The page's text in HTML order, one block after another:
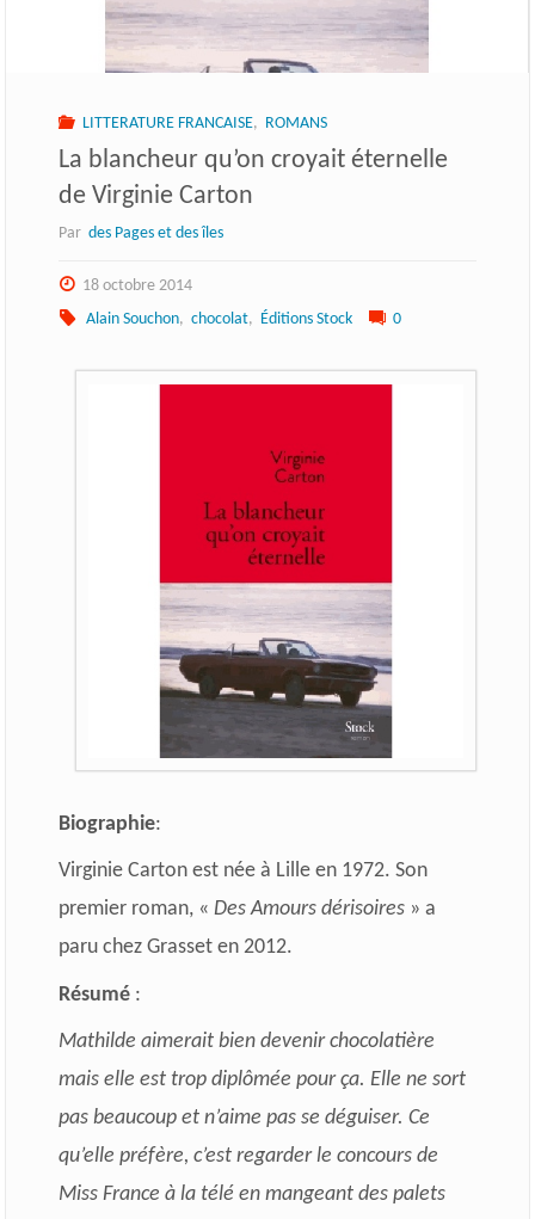
LITTERATURE FRANCAISE, ROMANS
La blancheur qu’on croyait éternelle
de Virginie Carton
Par des Pages et des îles
18 octobre 2014
Alain Souchon, chocolat, Éditions Stock 0
Biographie:
Virginie Carton est née à Lille en 1972. Son
premier roman, « Des Amours dérisoires» a
paru chez Grasset en 2012.
Résumé:
Mathilde aimerait bien devenir chocolatière
mais elle est trop diplômée pour ça. Elle ne sort
pas beaucoup et n’aime pas se déguiser. Ce
qu’elle préfère, c’est regarder le concours de
Miss France à la télé en mangeant des palets